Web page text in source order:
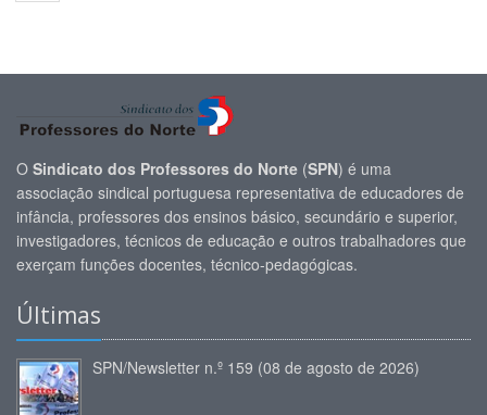
O Sindicato dos Professores do Norte (SPN) é uma
associação sindical portuguesa representativa de educadores de
infância, professores dos ensinos básico, secundário e superior,
investigadores, técnicos de educação e outros trabalhadores que
exerçam funções docentes, técnico-pedagógicas.
Últimas
SPN/Newsletter n.º 159 (08 de agosto de 2026)